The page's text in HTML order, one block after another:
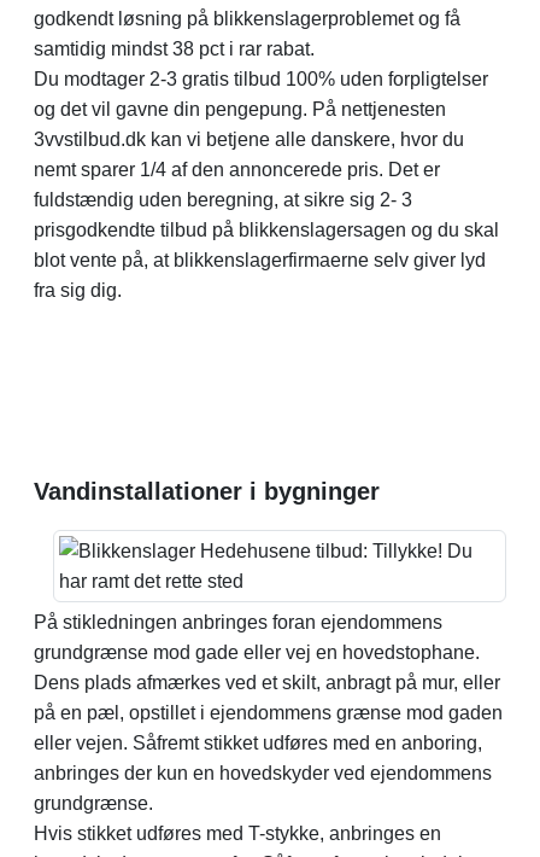
godkendt løsning på blikkenslagerproblemet og få
samtidig mindst 38 pct i rar rabat.
Du modtager 2-3 gratis tilbud 100% uden forpligtelser
og det vil gavne din pengepung. På nettjenesten
3vvstilbud.dk kan vi betjene alle danskere, hvor du
nemt sparer 1/4 af den annoncerede pris. Det er
fuldstændig uden beregning, at sikre sig 2- 3
prisgodkendte tilbud på blikkenslagersagen og du skal
blot vente på, at blikkenslagerfirmaerne selv giver lyd
fra sig dig.
Vandinstallationer i bygninger
På stikledningen anbringes foran ejendommens
grundgrænse mod gade eller vej en hovedstophane.
Dens plads afmærkes ved et skilt, anbragt på mur, eller
på en pæl, opstillet i ejendommens grænse mod gaden
eller vejen. Såfremt stikket udføres med en anboring,
anbringes der kun en hovedskyder ved ejendommens
grundgrænse.
Hvis stikket udføres med T-stykke, anbringes en